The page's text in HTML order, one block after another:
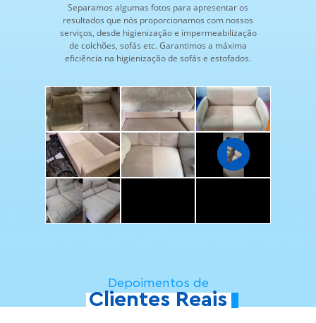
Separamos algumas fotos para apresentar os
resultados que nós proporcionamos com nossos
serviços, desde higienização e impermeabilização
de colchões, sofás etc. Garantimos a máxima
eficiência na higienização de sofás e estofados.
Depoimentos de
Clientes Reais